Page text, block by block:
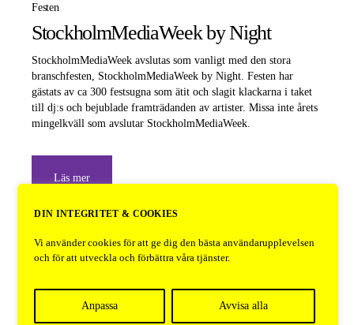
DIN INTEGRITET & COOKIES
Vi använder cookies för att ge dig den bästa användarupplevelsen
och för att utveckla och förbättra våra tjänster.
Anpassa Avvisa alla
Festen
StockholmMediaWeek by Night
StockholmMediaWeek avslutas som vanligt med den stora
branschfesten, StockholmMediaWeek by Night. Festen har
gästats av ca 300 festsugna som ätit och slagit klackarna i taket
till dj:s och bejublade framträdanden av artister. Missa inte årets
mingelkväll som avslutar StockholmMediaWeek.
Läs mer